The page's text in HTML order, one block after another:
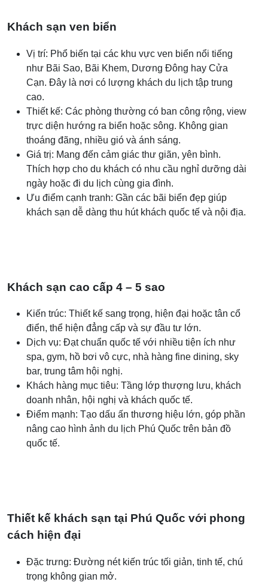
Khách sạn ven biển
Vị trí: Phổ biến tại các khu vực ven biển nổi tiếng
như Bãi Sao, Bãi Khem, Dương Đông hay Cửa
Cạn. Đây là nơi có lượng khách du lịch tập trung
cao.
Thiết kế: Các phòng thường có ban công rộng, view
trực diện hướng ra biển hoặc sông. Không gian
thoáng đãng, nhiều gió và ánh sáng.
Giá trị: Mang đến cảm giác thư giãn, yên bình.
Thích hợp cho du khách có nhu cầu nghỉ dưỡng dài
ngày hoặc đi du lịch cùng gia đình.
Ưu điểm cạnh tranh: Gần các bãi biển đẹp giúp
khách sạn dễ dàng thu hút khách quốc tế và nội địa.
Khách sạn cao cấp 4 – 5 sao
Kiến trúc: Thiết kế sang trọng, hiện đại hoặc tân cổ
điển, thể hiện đẳng cấp và sự đầu tư lớn.
Dịch vụ: Đạt chuẩn quốc tế với nhiều tiện ích như
spa, gym, hồ bơi vô cực, nhà hàng fine dining, sky
bar, trung tâm hội nghị.
Khách hàng mục tiêu: Tầng lớp thượng lưu, khách
doanh nhân, hội nghị và khách quốc tế.
Điểm mạnh: Tạo dấu ấn thương hiệu lớn, góp phần
nâng cao hình ảnh du lịch Phú Quốc trên bản đồ
quốc tế.
Thiết kế khách sạn tại Phú Quốc với phong
cách hiện đại
Đặc trưng: Đường nét kiến trúc tối giản, tinh tế, chú
trọng không gian mở.